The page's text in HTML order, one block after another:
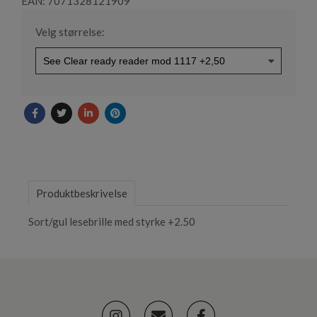
Velg størrelse:
Produktbeskrivelse
Sort/gul lesebrille med styrke +2.50